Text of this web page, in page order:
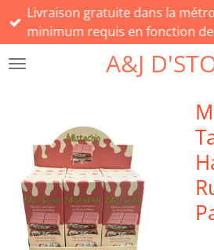
Passer
principal
A&J
Livraison gratuite dans la
minimum requis en fonction